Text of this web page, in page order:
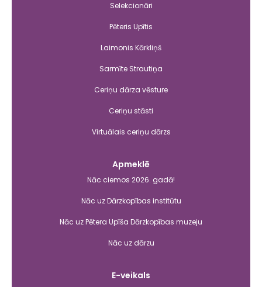
Selekcionāri
Pēteris Upītis
Laimonis Kārkliņš
Sarmīte Strautiņa
Ceriņu dārza vēsture
Ceriņu stāsti
Virtuālais ceriņu dārzs
Apmeklē
Nāc ciemos 2026. gadā!
Nāc uz Dārzkopības institūtu
Nāc uz Pētera Upīša Dārzkopības muzeju
Nāc uz dārzu
E-veikals